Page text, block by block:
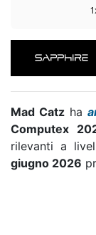
Mad Catz ha
Computex
rilevanti a
giugno 2026